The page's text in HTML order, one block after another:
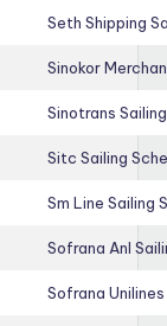
Seth Shipping
Sinokor
Sinotrans
Sitc Sailing
Sm Line Sailing
Sofrana Anl
Sofrana